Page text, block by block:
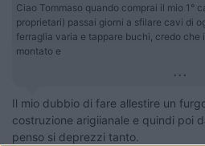
Ciao Tommaso quando comprai il mio 1°
proprietari) passai giorni a sfilare cavi di
ferraglia varia e tappare buchi, credo che
montato e
...
Il mio dubbio di fare allestire un
costruzione arigiianale e quindi poi
penso si deprezzi tanto.